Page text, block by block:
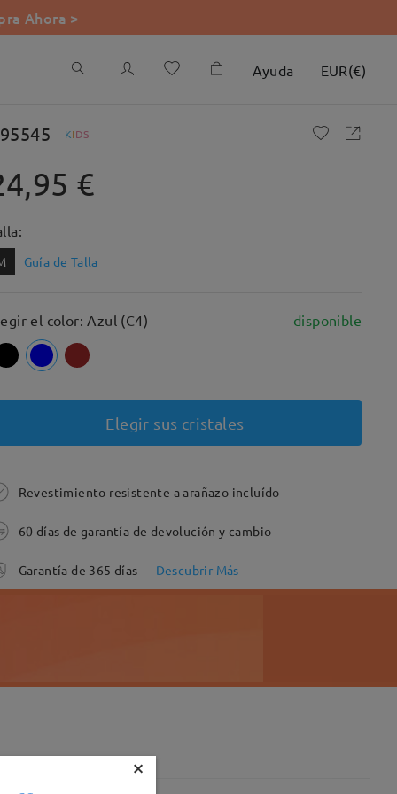
Ahora >
Ayuda EUR(€)
KIDS
€
Guía de Talla
el color: Azul (C4) disponible
Elegir sus cristales
Revestimiento resistente a arañazo incluído
60 días de garantía de devolución y cambio
Garantía de 365 días Descubrir Más
×